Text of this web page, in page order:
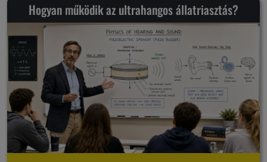
Hogyan működik az ultrahangos állatriasztás?